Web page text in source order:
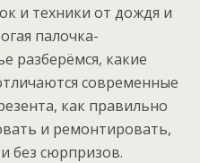
и техники от дождя и
палочка-
разберёмся, какие
современные
как правильно
и ремонтировать,
без сюрпризов.